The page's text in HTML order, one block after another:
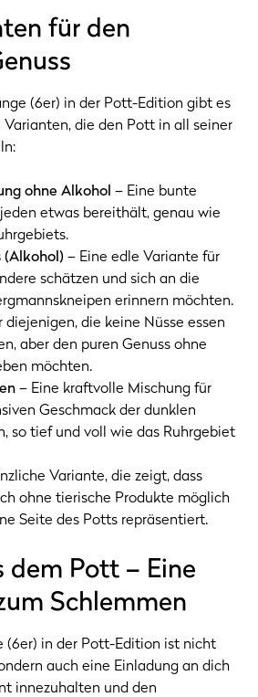
für den
(6er) in der Pott-Edition gibt es
die den Pott in all seiner
ohne Alkohol – Eine bunte
etwas bereithält, genau wie
(Alkohol) – Eine edle Variante für
schätzen und sich an die
erinnern möchten.
diejenigen, die keine Nüsse essen
aber den puren Genuss ohne
möchten.
– Eine kraftvolle Mischung für
Geschmack der dunklen
so tief und voll wie das Ruhrgebiet
Variante, die zeigt, dass
ohne tierische Produkte möglich
Seite des Potts repräsentiert.
dem Pott – Eine
Schlemmen
(6er) in der Pott-Edition ist nicht
auch eine Einladung an dich
innezuhalten und den